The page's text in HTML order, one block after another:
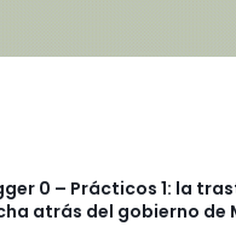
0 – Prácticos 1: la
atrás del gobierno de